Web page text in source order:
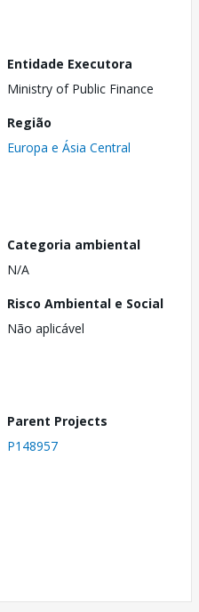
Entidade Executora
Ministry of Public Finance
Região
Europa e Ásia Central
Categoria ambiental
N/A
Risco Ambiental e Social
Não aplicável
Parent Projects
P148957